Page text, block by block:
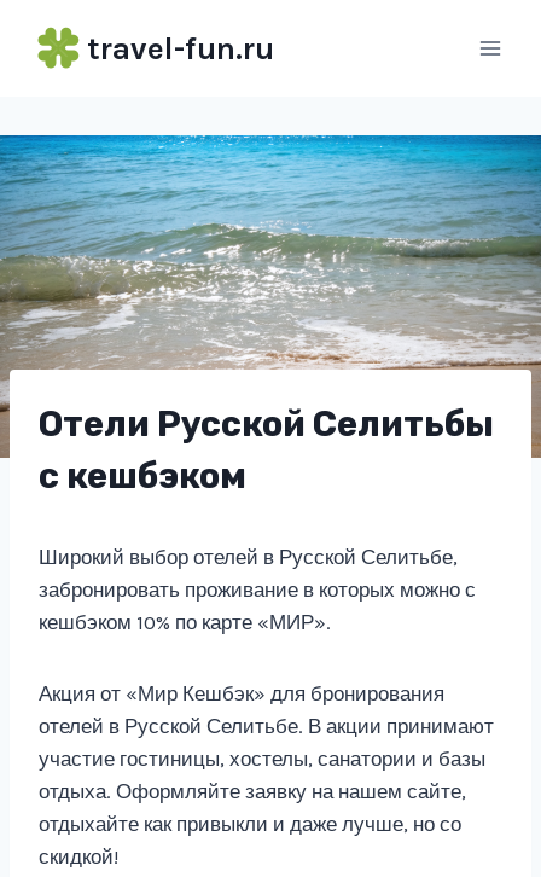
travel-fun.ru
Отели Русской Селитьбы
с кешбэком
Широкий выбор отелей в Русской Селитьбе,
забронировать проживание в которых можно с
кешбэком 10% по карте «МИР».
Акция от «Мир Кешбэк» для бронирования
отелей в Русской Селитьбе. В акции принимают
участие гостиницы, хостелы, санатории и базы
отдыха. Оформляйте заявку на нашем сайте,
отдыхайте как привыкли и даже лучше, но со
скидкой!